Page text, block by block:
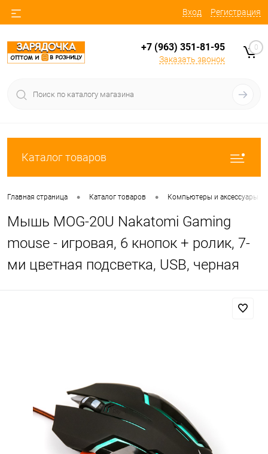
Вход Регистрация
+7 (963) 351-81-95
Заказать звонок
0
Каталог товаров
Главная страница • Каталог товаров • Компьютеры и аксессуары
Мышь MOG-20U Nakatomi Gaming
mouse - игровая, 6 кнопок + ролик, 7-
ми цветная подсветка, USB, черная